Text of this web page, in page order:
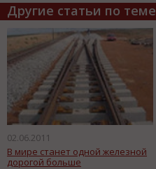
Другие статьи по теме
02.06.2011
В мире станет одной железной
дорогой больше